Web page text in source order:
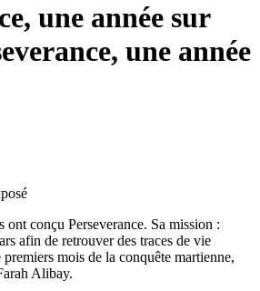
une année sur
une année
ont conçu Perseverance. Sa mission :
afin de retrouver des traces de vie
premiers mois de la conquête martienne,
Alibay.